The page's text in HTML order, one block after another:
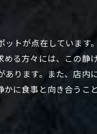
トが点在しています
る方々には、この静
ります。また、店内
に食事と向き合うこ